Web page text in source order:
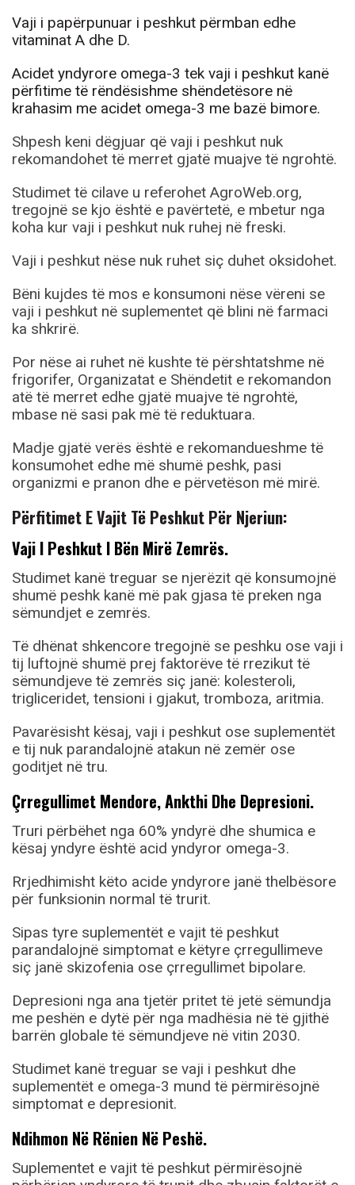
Vaji i papërpunuar i peshkut përmban edhe
vitaminat A dhe D.
Acidet yndyrore omega-3 tek vaji i peshkut kanë
përfitime të rëndësishme shëndetësore në
krahasim me acidet omega-3 me bazë bimore.
Shpesh keni dëgjuar që vaji i peshkut nuk
rekomandohet të merret gjatë muajve të ngrohtë.
Studimet të cilave u referohet AgroWeb.org,
tregojnë se kjo është e pavërtetë, e mbetur nga
koha kur vaji i peshkut nuk ruhej në freski.
Vaji i peshkut nëse nuk ruhet siç duhet oksidohet.
Bëni kujdes të mos e konsumoni nëse vëreni se
vaji i peshkut në suplementet që blini në farmaci
ka shkrirë.
Por nëse ai ruhet në kushte të përshtatshme në
frigorifer, Organizatat e Shëndetit e rekomandon
atë të merret edhe gjatë muajve të ngrohtë,
mbase në sasi pak më të reduktuara.
Madje gjatë verës është e rekomandueshme të
konsumohet edhe më shumë peshk, pasi
organizmi e pranon dhe e përvetëson më mirë.
Përfitimet E Vajit Të Peshkut Për Njeriun:
Vaji I Peshkut I Bën Mirë Zemrës.
Studimet kanë treguar se njerëzit që konsumojnë
shumë peshk kanë më pak gjasa të preken nga
sëmundjet e zemrës.
Të dhënat shkencore tregojnë se peshku ose vaji i
tij luftojnë shumë prej faktorëve të rrezikut të
sëmundjeve të zemrës siç janë: kolesteroli,
trigliceridet, tensioni i gjakut, tromboza, aritmia.
Pavarësisht kësaj, vaji i peshkut ose suplementët
e tij nuk parandalojnë atakun në zemër ose
goditjet në tru.
Çrregullimet Mendore, Ankthi Dhe Depresioni.
Truri përbëhet nga 60% yndyrë dhe shumica e
kësaj yndyre është acid yndyror omega-3.
Rrjedhimisht këto acide yndyrore janë thelbësore
për funksionin normal të trurit.
Sipas tyre suplementët e vajit të peshkut
parandalojnë simptomat e këtyre çrregullimeve
siç janë skizofenia ose çrregullimet bipolare.
Depresioni nga ana tjetër pritet të jetë sëmundja
me peshën e dytë për nga madhësia në të gjithë
barrën globale të sëmundjeve në vitin 2030.
Studimet kanë treguar se vaji i peshkut dhe
suplementët e omega-3 mund të përmirësojnë
simptomat e depresionit.
Ndihmon Në Rënien Në Peshë.
Suplementet e vajit të peshkut përmirësojnë